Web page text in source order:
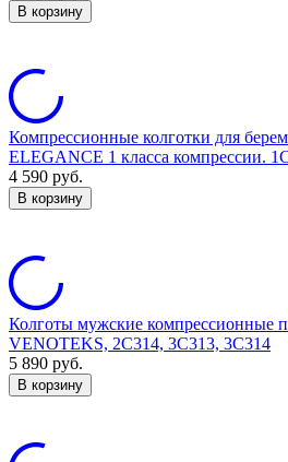
В корзину
Компрессионные колготки для
ELEGANCE 1 класса компрессии.
4 590 руб.
В корзину
Колготы мужские компрессионные
VENOTEKS, 2C314, 3C313, 3C314
5 890 руб.
В корзину